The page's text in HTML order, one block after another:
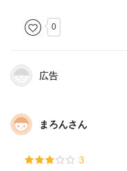
0
広告
まろんさん
3